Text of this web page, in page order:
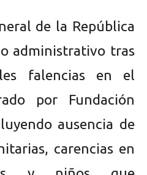
de la República
administrativo tras
falencias en el
por Fundación
ausencia de
carencias en